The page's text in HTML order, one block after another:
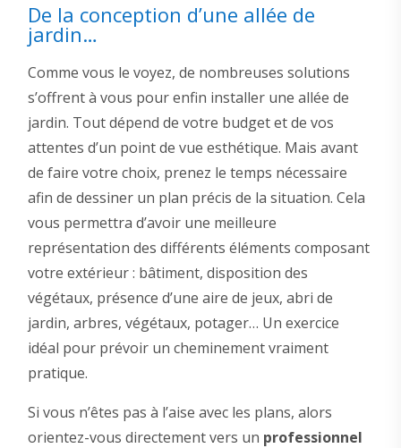
De la conception d’une allée de
jardin…
Comme vous le voyez, de nombreuses solutions
s’offrent à vous pour enfin installer une allée de
jardin. Tout dépend de votre budget et de vos
attentes d’un point de vue esthétique. Mais avant
de faire votre choix, prenez le temps nécessaire
afin de dessiner un plan précis de la situation. Cela
vous permettra d’avoir une meilleure
représentation des différents éléments composant
votre extérieur : bâtiment, disposition des
végétaux, présence d’une aire de jeux, abri de
jardin, arbres, végétaux, potager… Un exercice
idéal pour prévoir un cheminement vraiment
pratique.
Si vous n’êtes pas à l’aise avec les plans, alors
orientez-vous directement vers un professionnel